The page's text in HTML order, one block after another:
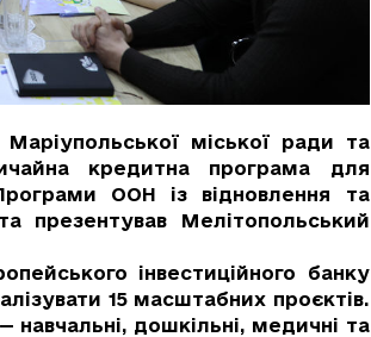
міської ради та
кредитна програма для
ООН із відновлення та
презентував Мелітопольський
інвестиційного банку
15 масштабних проєктів.
дошкільні, медичні та